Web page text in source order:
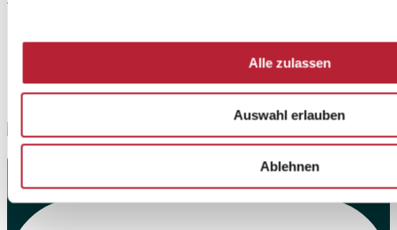
Alle zulassen
Auswahl erlauben
Ablehnen
ANFAHRT
DOWNLOADS
Social Media